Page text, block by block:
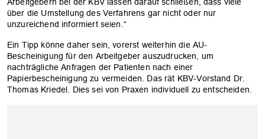
über die Umstellung des Verfahrens gar nicht oder nur
unzureichend informiert seien.“
Ein Tipp könne daher sein, vorerst weiterhin die AU-
Bescheinigung für den Arbeitgeber auszudrucken, um
nachträgliche Anfragen der Patienten nach einer
Papierbescheinigung zu vermeiden. Das rät KBV-Vorstand Dr.
Thomas Kriedel. Dies sei von Praxen individuell zu entscheiden.